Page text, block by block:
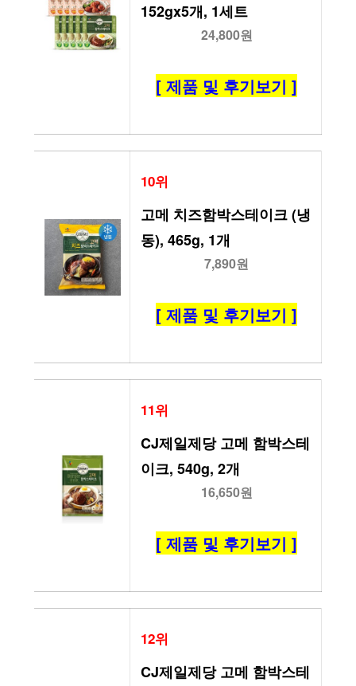
152gx5개, 1세트
24,800원
[ 제품 및 후기보기 ]
10위
고메 치즈함박스테이크 (냉
동), 465g, 1개
7,890원
[ 제품 및 후기보기 ]
11위
CJ제일제당 고메 함박스테
이크, 540g, 2개
16,650원
[ 제품 및 후기보기 ]
12위
CJ제일제당 고메 함박스테